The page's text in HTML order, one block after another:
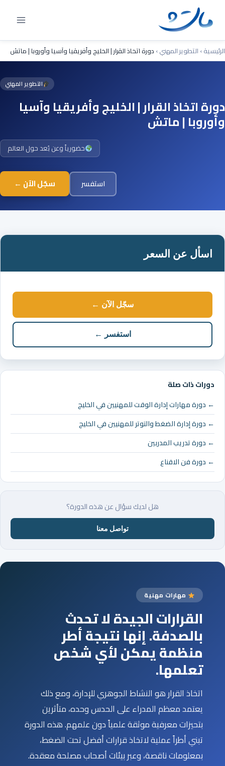
content
الرئيسية› التطوير المهني› دورة اتخاذ القرار | الخليج وأفريقيا وآسيا وأوروبا | ماتش
التطوير المهني
دورة اتخاذ القرار | الخليج وأفريقيا وآسيا
وأوروبا | ماتش
حضورياً وعن بُعد حول العالم
سجّل الآن ← استفسر
اسأل عن السعر
سجّل الآن ←
استفسر ←
دورات ذات صلة
← دورة مهارات إدارة الوقت للمهنيين في الخليج
← دورة إدارة الضغط والتوتر للمهنيين في الخليج
← دورة تدريب المدربين
← دورة فن الاقناع
هل لديك سؤال عن هذه الدورة؟
تواصل معنا
مهارات مهنية
القرارات الجيدة لا تحدث
بالصدفة. إنها نتيجة أطر
منظمة يمكن لأي شخص
تعلمها.
اتخاذ القرار هو النشاط الجوهري للإدارة، ومع ذلك
يعتمد معظم المدراء على الحدس وحده، متأثرين
بتحيزات معرفية موثقة علمياً دون علمهم. هذه الدورة
تبني أطراً عملية لاتخاذ قرارات أفضل تحت الضغط،
بمعلومات ناقصة، وعبر بيئات أصحاب مصلحة معقدة.